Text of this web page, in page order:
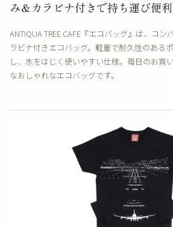
み＆カラビナ付きで持ち運び便利
ANTIQUA TREE CAFE『エコバッグ』は、コ
ラビナ付きエコバッグ。軽量で耐久性のある
し、水をはじく使いやすい仕様。毎日のお買
なおしゃれなエコバッグです。